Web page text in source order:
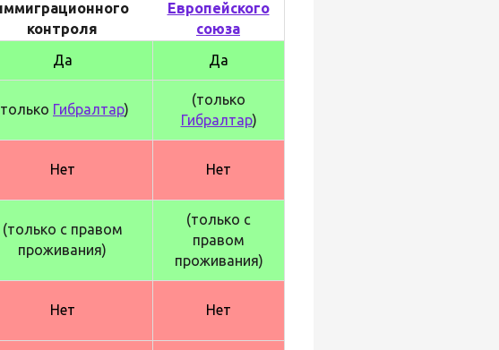
контроля
Европейского
союза
Да Да
Гибралтар)
(только
Гибралтар)
Нет Нет
(только с правом
проживания)
(только с
правом
проживания)
Нет Нет